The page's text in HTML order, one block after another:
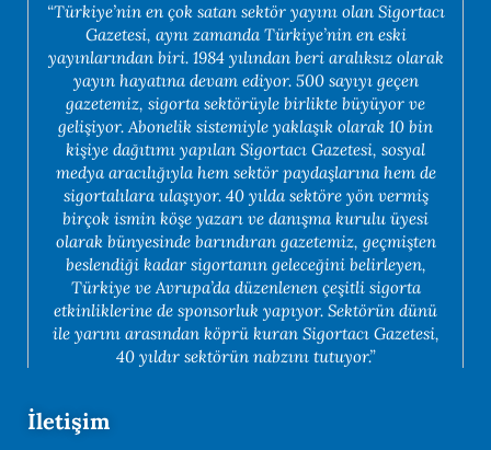
“Türkiye’nin en çok satan sektör yayını olan Sigortacı
Gazetesi, aynı zamanda Türkiye’nin en eski
yayınlarından biri. 1984 yılından beri aralıksız olarak
yayın hayatına devam ediyor. 500 sayıyı geçen
gazetemiz, sigorta sektörüyle birlikte büyüyor ve
gelişiyor. Abonelik sistemiyle yaklaşık olarak 10 bin
kişiye dağıtımı yapılan Sigortacı Gazetesi, sosyal
medya aracılığıyla hem sektör paydaşlarına hem de
sigortalılara ulaşıyor. 40 yılda sektöre yön vermiş
birçok ismin köşe yazarı ve danışma kurulu üyesi
olarak bünyesinde barındıran gazetemiz, geçmişten
beslendiği kadar sigortanın geleceğini belirleyen,
Türkiye ve Avrupa’da düzenlenen çeşitli sigorta
etkinliklerine de sponsorluk yapıyor. Sektörün dünü
ile yarını arasından köprü kuran Sigortacı Gazetesi,
40 yıldır sektörün nabzını tutuyor.”
İletişim